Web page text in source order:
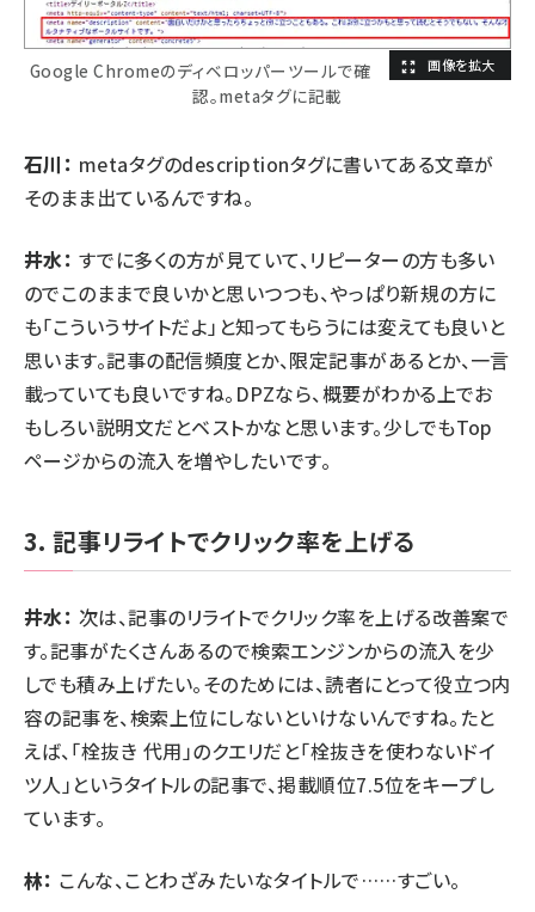
Google Chromeのディベロッパーツールで確
認。metaタグに記載
石川： metaタグのdescriptionタグに書いてある文章が
そのまま出ているんですね。
井水： すでに多くの方が見ていて、リピーターの方も多い
のでこのままで良いかと思いつつも、やっぱり新規の方に
も「こういうサイトだよ」と知ってもらうには変えても良いと
思います。記事の配信頻度とか、限定記事があるとか、一言
載っていても良いですね。DPZなら、概要がわかる上でお
もしろい説明文だとベストかなと思います。少しでもTop
ページからの流入を増やしたいです。
3. 記事リライトでクリック率を上げる
井水： 次は、記事のリライトでクリック率を上げる改善案で
す。記事がたくさんあるので検索エンジンからの流入を少
しでも積み上げたい。そのためには、読者にとって役立つ内
容の記事を、検索上位にしないといけないんですね。たと
えば、「栓抜き 代用」のクエリだと「栓抜きを使わないドイ
ツ人」というタイトルの記事で、掲載順位7.5位をキープし
ています。
林： こんな、ことわざみたいなタイトルで……すごい。